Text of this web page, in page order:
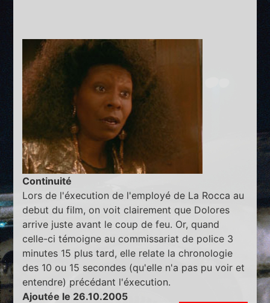
Continuité
Lors de l'éxecution de l'employé de La Rocca au
debut du film, on voit clairement que Dolores
arrive juste avant le coup de feu. Or, quand
celle-ci témoigne au commissariat de police 3
minutes 15 plus tard, elle relate la chronologie
des 10 ou 15 secondes (qu'elle n'a pas pu voir et
entendre) précédant l'éxecution.
Ajoutée le 26.10.2005